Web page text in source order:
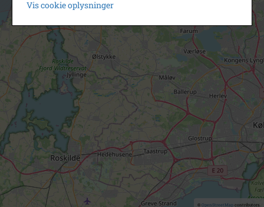
© OpenStreetMapcontributors.
Vis cookie oplysninger